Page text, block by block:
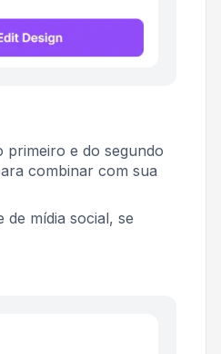
primeiro e do segundo
combinar com sua
de mídia social, se